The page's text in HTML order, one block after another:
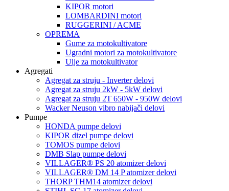
KIPOR motori
LOMBARDINI motori
RUGGERINI / ACME
OPREMA
Gume za motokultivatore
Ugradni motori za motokultivatore
Ulje za motokultivator
Agregati
Agregat za struju - Inverter delovi
Agregat za struju 2kW - 5kW delovi
Agregat za struju 2T 650W - 950W delovi
Wacker Neuson vibro nabijači delovi
Pumpe
HONDA pumpe delovi
KIPOR dizel pumpe delovi
TOMOS pumpe delovi
DMB Slap pumpe delovi
VILLAGER® PS 20 atomizer delovi
VILLAGER® DM 14 P atomizer delovi
THORP THM14 atomizer delovi